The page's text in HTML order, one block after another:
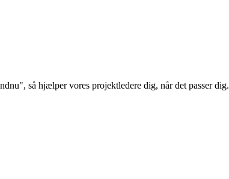
så hjælper vores projektledere dig, når det passer dig.